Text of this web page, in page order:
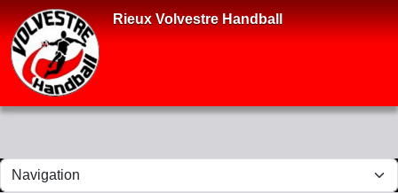
Rieux Volvestre Handball
Panneau de gestion des cookies